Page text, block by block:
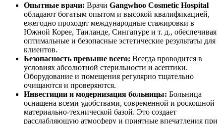
Опытные врачи: Врачи Gangwhoo Cosmetic Hospital
обладают богатым опытом и высокой квалификацией,
ежегодно проходят международные стажировки в
Южной Корее, Таиланде, Сингапуре и т. д., обеспечивая
оптимальные и безопасные эстетические результаты для
клиентов.
Безопасность превыше всего: Всегда проводится в
условиях абсолютной стерильности и асептики.
Оборудование и помещения регулярно тщательно
очищаются и проверяются.
Инвестиции и модернизация больницы: Больница
оснащена всеми удобствами, современной и роскошной
материально-технической базой. Это создает
расслабляющую атмосферу и приятные впечатления при